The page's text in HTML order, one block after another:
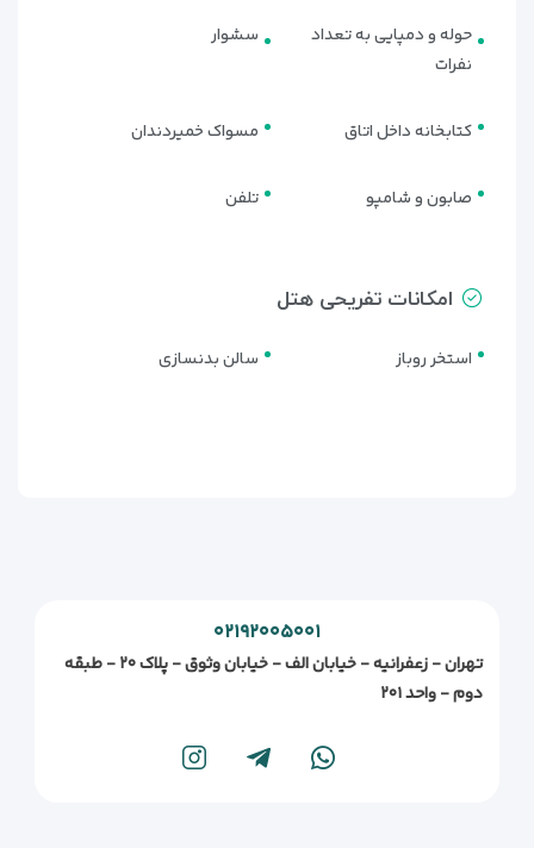
حوله و دمپایی به تعداد
نفرات
سشوار
کتابخانه داخل اتاق مسواک خمیردندان
صابون و شامپو تلفن
امکانات تفریحی هتل
استخر روباز سالن بدنسازی
۰۲۱۹۲۰۰۵۰۰۱
تهران - زعفرانیه - خیابان الف - خیابان وثوق - پلاک ۲۰ - طبقه
دوم - واحد ۲۰۱